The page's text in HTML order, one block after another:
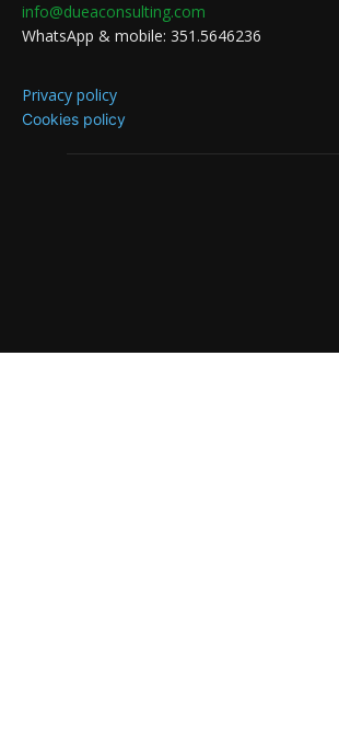
info@dueaconsulting.com
WhatsApp & mobile: 351.5646236
Privacy policy
Cookies policy